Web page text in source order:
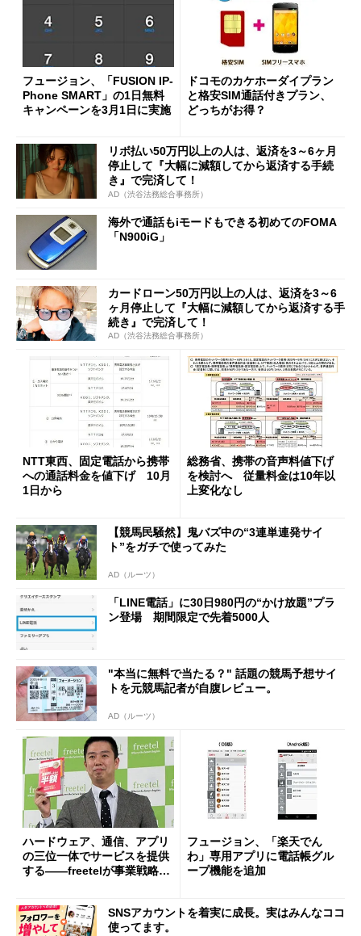
フュージョン、「FUSION IP-
Phone SMART」の1日無料
キャンペーンを3月1日に実施
ドコモのカケホーダイプラン
と格安SIM通話付きプラン、
どっちがお得？
リボ払い50万円以上の人は、返済を3～6ヶ月
停止して『大幅に減額してから返済する手続
き』で完済して！
AD（渋谷法務総合事務所）
海外で通話もiモードもできる初めてのFOMA
「N900iG」
カードローン50万円以上の人は、返済を3～6
ヶ月停止して『大幅に減額してから返済する手
続き』で完済して！
AD（渋谷法務総合事務所）
NTT東西、固定電話から携帯
への通話料金を値下げ 10月
1日から
総務省、携帯の音声料値下げ
を検討へ 従量料金は10年以
上変化なし
【競馬民騒然】鬼バズ中の“3連単連発サイ
ト”をガチで使ってみた
AD（ルーツ）
「LINE電話」に30日980円の“かけ放題”プラ
ン登場 期間限定で先着5000人
"本当に無料で当たる？" 話題の競馬予想サイ
トを元競馬記者が自腹レビュー。
AD（ルーツ）
ハードウェア、通信、アプリ
の三位一体でサービスを提供
する――freetelが事業戦略を
フュージョン、「楽天でん
わ」専用アプリに電話帳グル
ープ機能を追加
SNSアカウントを着実に成長。実はみんなココ
使ってます。